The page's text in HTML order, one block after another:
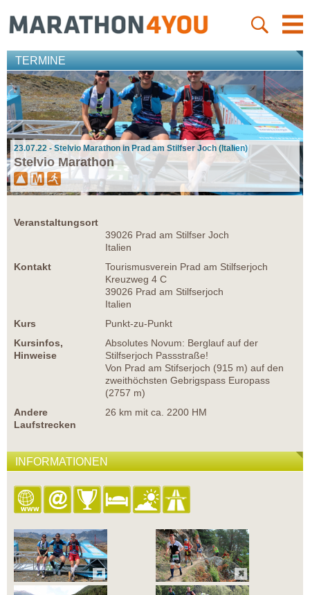
TERMINE
23.07.22 - Stelvio Marathon in Prad am Stilfser Joch (Italien)
Stelvio Marathon
Veranstaltungsort
39026 Prad am Stilfser Joch
Italien
Kontakt
Tourismusverein Prad am Stilfserjoch
Kreuzweg 4 C
39026 Prad am Stilfserjoch
Italien
Kurs
Punkt-zu-Punkt
Kursinfos,
Hinweise
Absolutes Novum: Berglauf auf der
Stilfserjoch Passstraße!
Von Prad am Stifserjoch (915 m) auf den
zweithöchsten Gebrigspass Europass
(2757 m)
Andere
Laufstrecken
26 km mit ca. 2200 HM
INFORMATIONEN